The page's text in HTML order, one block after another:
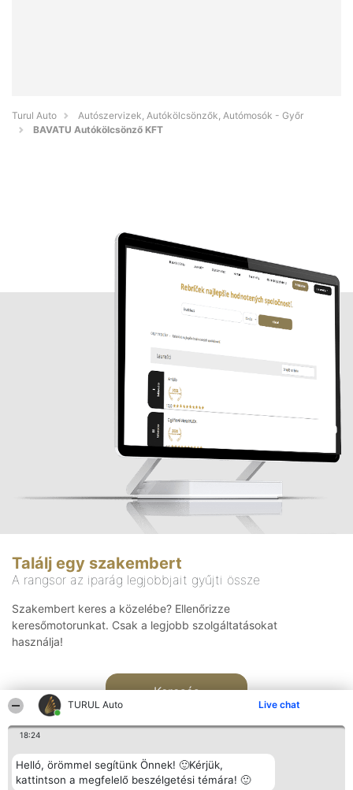
TURUL Auto Live chat
18:24
Helló, örömmel segítünk Önnek! 🙂Kérjük,
kattintson a megfelelő beszélgetési témára! 🙂
Turul Auto
Autószervizek, Autókölcsönzők, Autómosók - Győr
BAVATU Autókölcsönző KFT
Találj egy szakembert
A rangsor az iparág legjobbjait gyűjti össze
Szakembert keres a közelébe? Ellenőrizze
keresőmotorunkat. Csak a legjobb szolgáltatásokat
használja!
Keresés